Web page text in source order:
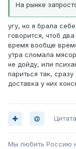
На рынке
угу, но я брала
говорится, чтоб
время вообще
утра сломала
не дойду, или
париться так,
доставка у них
Цитата
Мы любить Россию